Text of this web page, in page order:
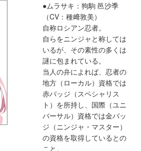
●ムラサキ：狗駒 邑沙季
（CV：種﨑敦美）
自称ロシアン忍者。
自らをニンジャと称しては
いるが、その素性の多くは
謎に包まれている。
当人の弁によれば、忍者の
地方（ローカル）資格では
赤バッジ（スペシャリス
ト）を所持し、国際（ユニ
バーサル）資格では金バッ
ジ（ニンジャ・マスター）
の資格を取得しているとの
こと。